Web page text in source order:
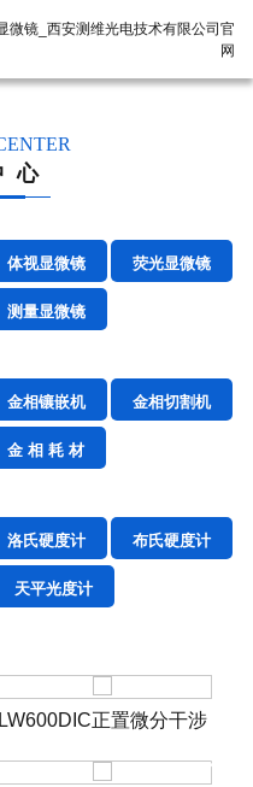
心
体视显微镜 荧光显微镜
测量显微镜
金相镶嵌机 金相切割机
金 相 耗 材
洛氏硬度计 布氏硬度计
天平光度计
LW600DIC正置微分干涉
金相显微镜